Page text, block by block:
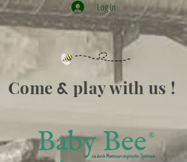
Log In
Come & play with us !
®